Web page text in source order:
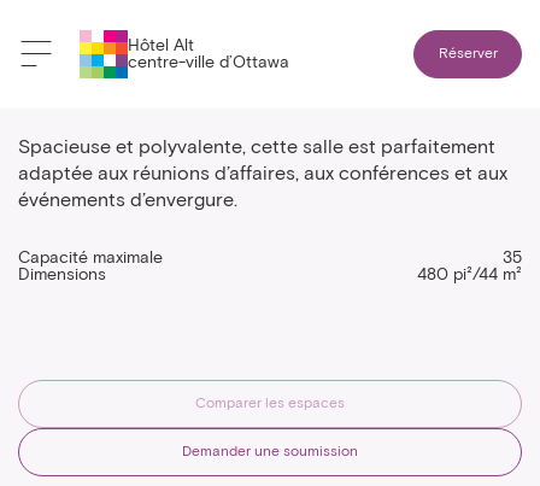
Hôtel Alt
centre-ville d’Ottawa
Réserver
Spacieuse et polyvalente, cette salle est parfaitement
adaptée aux réunions d’affaires, aux conférences et aux
événements d’envergure.
Capacité maximale
35
Dimensions
480 pi²/44 m²
Comparer les espaces
Demander une soumission